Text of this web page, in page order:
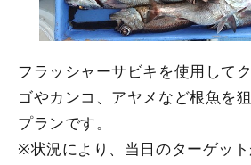
フラッシャーサビキを使用して
ゴやカンコ、アヤメなど根魚を
プランです。
※状況により、当日のターゲッ